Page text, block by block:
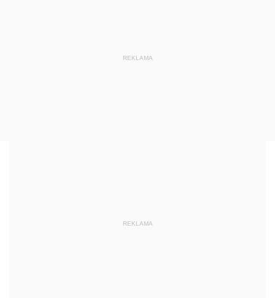
REKLAMA
REKLAMA